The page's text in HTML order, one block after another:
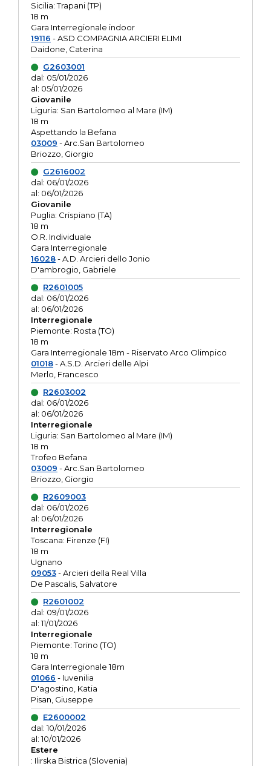
Sicilia: Trapani (TP)
18 m
Gara Interregionale indoor
19116 - ASD COMPAGNIA ARCIERI ELIMI
Daidone, Caterina
G2603001
dal: 05/01/2026
al: 05/01/2026
Giovanile
Liguria: San Bartolomeo al Mare (IM)
18 m
Aspettando la Befana
03009 - Arc.San Bartolomeo
Briozzo, Giorgio
G2616002
dal: 06/01/2026
al: 06/01/2026
Giovanile
Puglia: Crispiano (TA)
18 m
O.R. Individuale
Gara Interregionale
16028- A.D. Arcieri dello Jonio
D'ambrogio, Gabriele
R2601005
dal: 06/01/2026
al: 06/01/2026
Interregionale
Piemonte: Rosta (TO)
18 m
Gara Interregionale 18m - Riservato Arco Olimpico
01018- A.S.D. Arcieri delle Alpi
Merlo, Francesco
R2603002
dal: 06/01/2026
al: 06/01/2026
Interregionale
Liguria: San Bartolomeo al Mare (IM)
18 m
Trofeo Befana
03009 - Arc.San Bartolomeo
Briozzo, Giorgio
R2609003
dal: 06/01/2026
al: 06/01/2026
Interregionale
Toscana: Firenze (FI)
18 m
Ugnano
09053- Arcieri della Real Villa
De Pascalis, Salvatore
R2601002
dal: 09/01/2026
al: 11/01/2026
Interregionale
Piemonte: Torino (TO)
18 m
Gara Interregionale 18m
01066 - Iuvenilia
D'agostino, Katia
Pisan, Giuseppe
E2600002
dal: 10/01/2026
al: 10/01/2026
Estere
: Ilirska Bistrica (Slovenia)